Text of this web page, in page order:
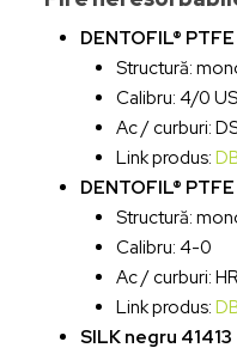
DENTOFIL®
Structură:
Calibru: 4/0
Ac / curburi:
Link produs:
DENTOFIL®
Structură:
Calibru: 4-0
Ac / curburi:
Link produs:
SILK negru 41413